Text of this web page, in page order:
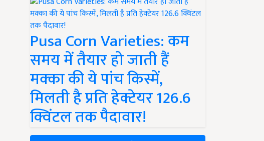
Pusa Corn Varieties: कम
समय में तैयार हो जाती हैं
मक्का की ये पांच किस्में,
मिलती है प्रति हेक्टेयर 126.6
क्विंटल तक पैदावार!